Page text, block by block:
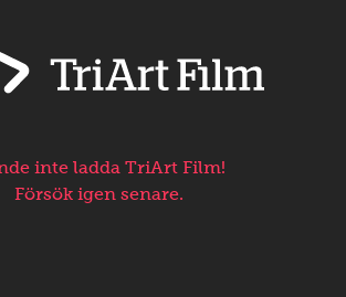
inte ladda TriArt Film!
Försök igen senare.